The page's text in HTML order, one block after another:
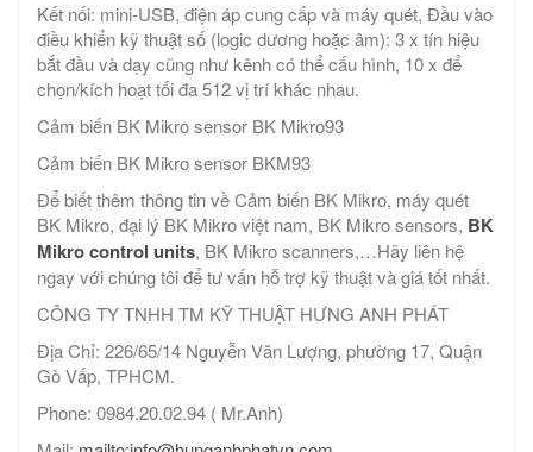
Kết nối: mini-USB, điện áp cung cấp và máy quét, Đầu vào
điều khiển kỹ thuật số (logic dương hoặc âm): 3 x tín hiệu
bắt đầu và dạy cũng như kênh có thể cấu hình, 10 x để
chọn/kích hoạt tối đa 512 vị trí khác nhau.
Cảm biến BK Mikro sensor BK Mikro93
Cảm biến BK Mikro sensor BKM93
Để biết thêm thông tin về Cảm biến BK Mikro, máy quét
BK Mikro, đại lý BK Mikro việt nam, BK Mikro sensors, BK
Mikro control units, BK Mikro scanners,…Hãy liên hệ
ngay với chúng tôi để tư vấn hỗ trợ kỹ thuật và giá tốt nhất.
CÔNG TY TNHH TM KỸ THUẬT HƯNG ANH PHÁT
Địa Chỉ: 226/65/14 Nguyễn Văn Lượng, phường 17, Quận
Gò Vấp, TPHCM.
Phone: 0984.20.02.94 ( Mr.Anh)